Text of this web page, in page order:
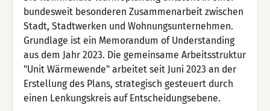
bundesweit besonderen Zusammenarbeit zwischen
Stadt, Stadtwerken und Wohnungsunternehmen.
Grundlage ist ein Memorandum of Understanding
aus dem Jahr 2023. Die gemeinsame Arbeitsstruktur
"Unit Wärmewende" arbeitet seit Juni 2023 an der
Erstellung des Plans, strategisch gesteuert durch
einen Lenkungskreis auf Entscheidungsebene.